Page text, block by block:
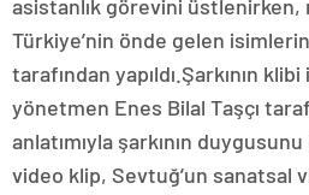
asistanlık görevini üstlenirken,
Türkiye’nin önde gelen
tarafından yapıldı.Şarkının
yönetmen Enes Bilal Taşçı
anlatımıyla şarkının
video klip, Sevtuğ’un sanatsal